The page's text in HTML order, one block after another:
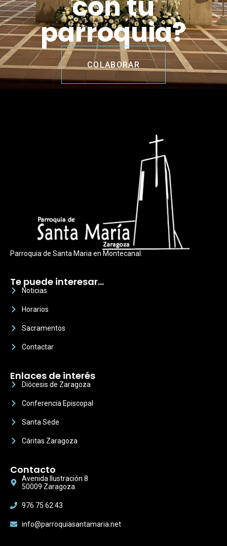
parroquia?
COLABORAR
Parroquia de Santa Maria en Montecanal.
Te puede interesar…
Noticias
Horarios
Sacramentos
Contactar
Enlaces de interés
Diócesis de Zaragoza
Conferencia Episcopal
Santa Sede
Cáritas Zaragoza
Contacto
Avenida Ilustración 8
50009 Zaragoza
976 75 62 43
info@parroquiasantamaria.net